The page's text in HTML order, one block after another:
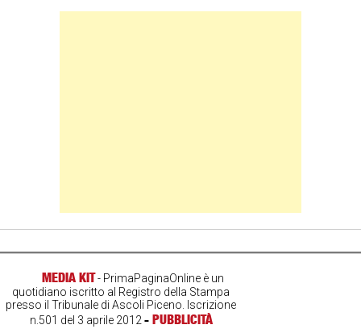
MEDIA KIT- PrimaPaginaOnline è un
quotidiano iscritto al Registro della Stampa
presso il Tribunale di Ascoli Piceno. Iscrizione
n.501 del 3 aprile 2012- PUBBLICITÀ